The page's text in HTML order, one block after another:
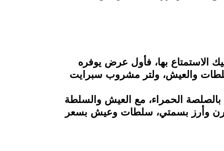
بها، فأول عرض يوفره
والعيش، ولتر مشروب سبرايت
وشـيش مع أرز بسمتي، و2 مكرونة إسباجيتي بالصلصة الحمراء، مع العيش والسلطة
مكرونـة فرن وأرز بسمتي، سلطات وعيش بسعر